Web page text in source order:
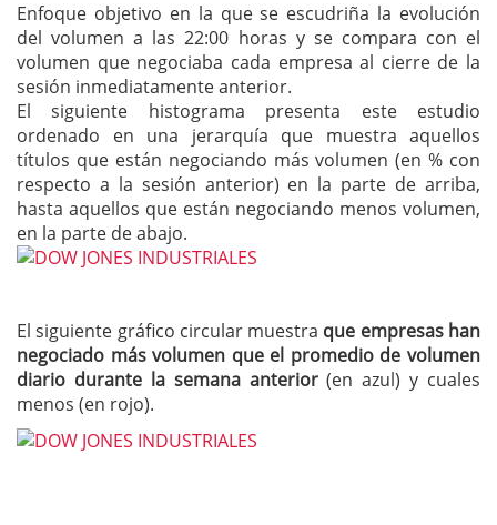
Enfoque objetivo en la que se escudriña la evolución
del volumen a las 22:00 horas y se compara con el
volumen que negociaba cada empresa al cierre de la
sesión inmediatamente anterior.
El siguiente histograma presenta este estudio
ordenado en una jerarquía que muestra aquellos
títulos que están negociando más volumen (en % con
respecto a la sesión anterior) en la parte de arriba,
hasta aquellos que están negociando menos volumen,
en la parte de abajo.
El siguiente gráfico circular muestra que empresas han
negociado más volumen que el promedio de volumen
diario durante la semana anterior(en azul) y cuales
menos (en rojo).